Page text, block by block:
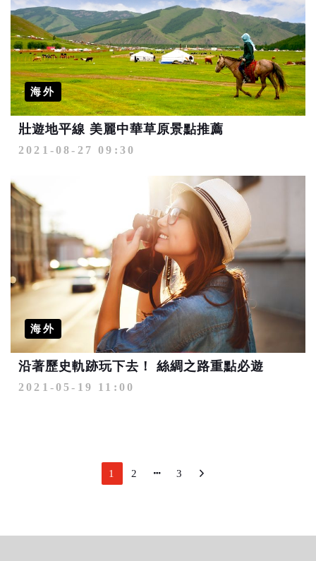
海外
壯遊地平線 美麗中華草原景點推薦
2021-08-27 09:30
海外
沿著歷史軌跡玩下去！ 絲綢之路重點必遊
2021-05-19 11:00
1 2 3